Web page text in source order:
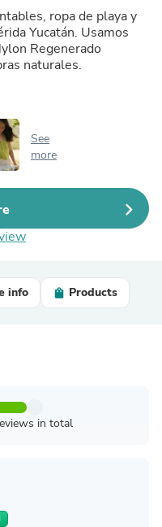
ropa de playa y
Yucatán. Usamos
Regenerado
naturales.
See
more
info Products
in total